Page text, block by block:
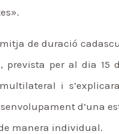
de duració
prevista per al dia
i
d’una
manera individual.